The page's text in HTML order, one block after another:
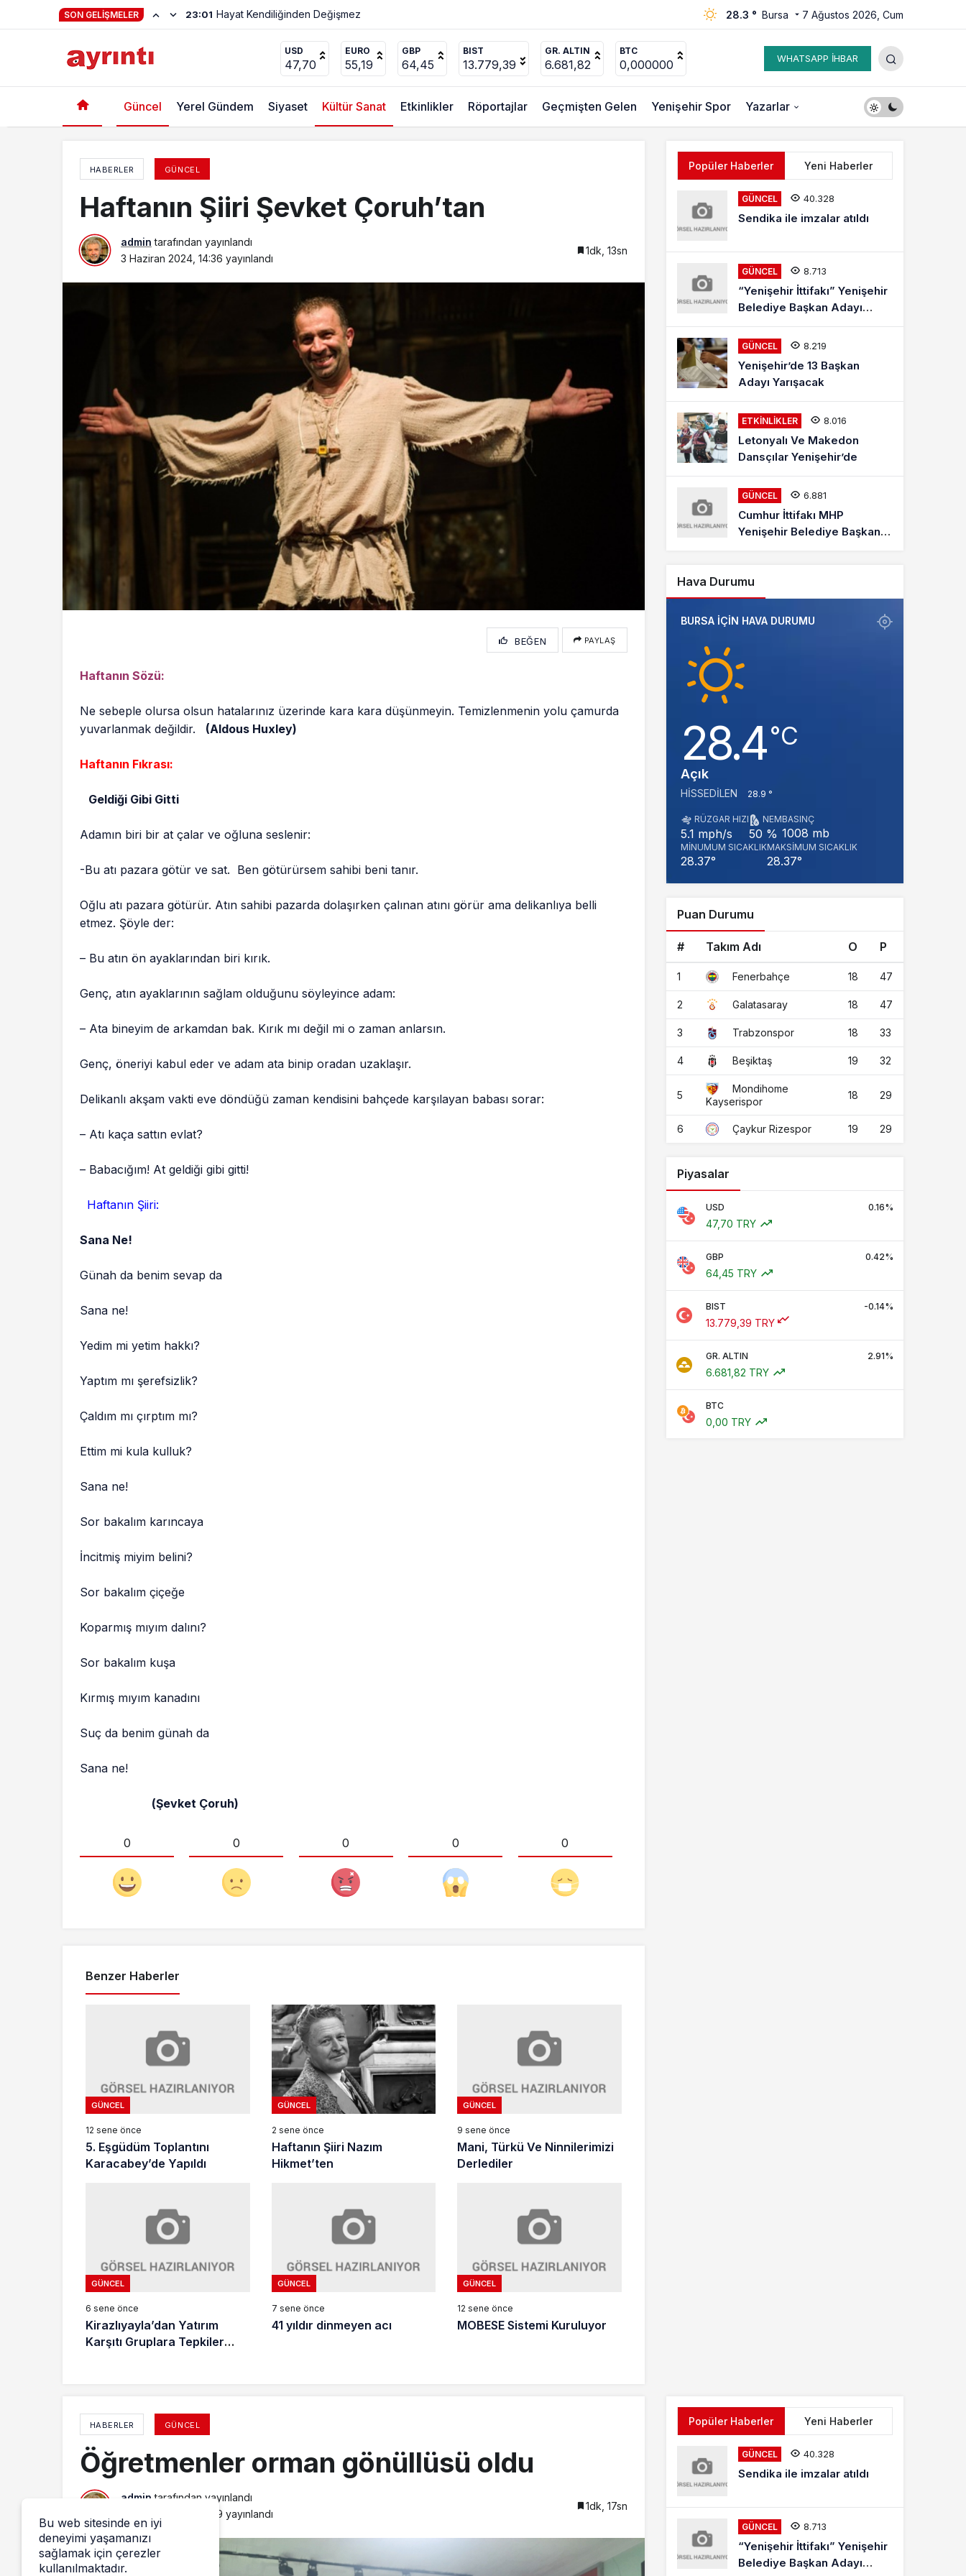
SON GELIŞMELER
28.3 ° Bursa 7 Ağustos 2026, Cum
USD
47,70
EURO
55,19
GBP
64,45
BIST
13.779,39
GR. ALTIN
6.681,82
BTC
0,000000 WHATSAPP İHBAR
Güncel Yerel Gündem Siyaset Kültür Sanat Etkinlikler Röportajlar Geçmişten Gelen Yenişehir Spor Yazarlar
HABERLER GÜNCEL
Haftanın Şiiri Şevket Çoruh’tan
admin tarafından yayınlandı
3 Haziran 2024, 14:36 yayınlandı
1dk, 13sn
BEĞEN PAYLAŞ
Haftanın Sözü:
Ne sebeple olursa olsun hatalarınız üzerinde kara kara düşünmeyin. Temizlenmenin yolu çamurda
yuvarlanmak değildir.
(Aldous Huxley)
Haftanın Fıkrası:
Geldiği Gibi Gitti
Adamın biri bir at çalar ve oğluna seslenir:
-Bu atı pazara götür ve sat. Ben götürürsem sahibi beni tanır.
Oğlu atı pazara götürür. Atın sahibi pazarda dolaşırken çalınan atını görür ama delikanlıya belli
etmez. Şöyle der:
– Bu atın ön ayaklarından biri kırık.
Genç, atın ayaklarının sağlam olduğunu söyleyince adam:
– Ata bineyim de arkamdan bak. Kırık mı değil mi o zaman anlarsın.
Genç, öneriyi kabul eder ve adam ata binip oradan uzaklaşır.
Delikanlı akşam vakti eve döndüğü zaman kendisini bahçede karşılayan babası sorar:
– Atı kaça sattın evlat?
– Babacığım! At geldiği gibi gitti!
Haftanın Şiiri:
Sana Ne!
Günah da benim sevap da
Sana ne!
Yedim mi yetim hakkı?
Yaptım mı şerefsizlik?
Çaldım mı çırptım mı?
Ettim mi kula kulluk?
Sana ne!
Sor bakalım karıncaya
İncitmiş miyim belini?
Sor bakalım çiçeğe
Koparmış mıyım dalını?
Sor bakalım kuşa
Kırmış mıyım kanadını
Suç da benim günah da
Sana ne!
(Şevket Çoruh)
0 0 0 0 0
Benzer Haberler
GÜNCEL
12 sene önce
5. Eşgüdüm Toplantını
Karacabey’de Yapıldı
GÜNCEL
2 sene önce
Haftanın Şiiri Nazım
Hikmet’ten
GÜNCEL
9 sene önce
Mani, Türkü Ve Ninnilerimizi
Derlediler
GÜNCEL
6 sene önce
Kirazlıyayla’dan Yatırım
Karşıtı Gruplara Tepkiler
GÜNCEL
7 sene önce
41 yıldır dinmeyen acı
GÜNCEL
12 sene önce
MOBESE Sistemi Kuruluyor
Popüler Haberler Yeni Haberler
GÜNCEL 40.328
Sendika ile imzalar atıldı
GÜNCEL 8.713
“Yenişehir İttifakı” Yenişehir
Belediye Başkan Adayı
Mehmet Kaya Röportajı
GÜNCEL 8.219
Yenişehir’de 13 Başkan
Adayı Yarışacak
ETKINLIKLER 8.016
Letonyalı Ve Makedon
Dansçılar Yenişehir’de
GÜNCEL 6.881
Cumhur İttifakı MHP
Yenişehir Belediye Başkan
Hava Durumu
BURSA IÇIN HAVA DURUMU
28.4‎°C
Açık
HISSEDILEN 28.9 °
RÜZGAR HIZI
5.1 mph/s
NEM
50 %
BASINÇ
1008 mb
MINUMUM SICAKLIK
28.37°
MAKSIMUM SICAKLIK
28.37°
Puan Durumu
# Takım Adı O P
1 Fenerbahçe 18 47
2 Galatasaray 18 47
3 Trabzonspor 18 33
4 Beşiktaş 19 32
5
Mondihome
Kayserispor
18 29
6 Çaykur Rizespor 19 29
Piyasalar
USD 0.16%
47,70 TRY
GBP 0.42%
64,45 TRY
BIST -0.14%
13.779,39 TRY
GR. ALTIN 2.91%
6.681,82 TRY
BTC
0,00 TRY
HABERLER GÜNCEL
Öğretmenler orman gönüllüsü oldu
admin tarafından yayınlandı
3 Haziran 2024, 14:29 yayınlandı
1dk, 17sn
Öğretmenler orman gönüllüsü oldu
Popüler Haberler Yeni Haberler
GÜNCEL 40.328
Sendika ile imzalar atıldı
GÜNCEL 8.713
“Yenişehir İttifakı” Yenişehir
Belediye Başkan Adayı
Bu web sitesinde en iyi
deneyimi yaşamanızı
sağlamak için çerezler
kullanılmaktadır.